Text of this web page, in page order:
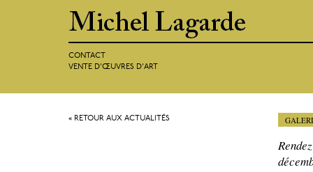
CONTACT
VENTE D'ŒUVRES D'ART
« RETOUR AUX ACTUALITÉS